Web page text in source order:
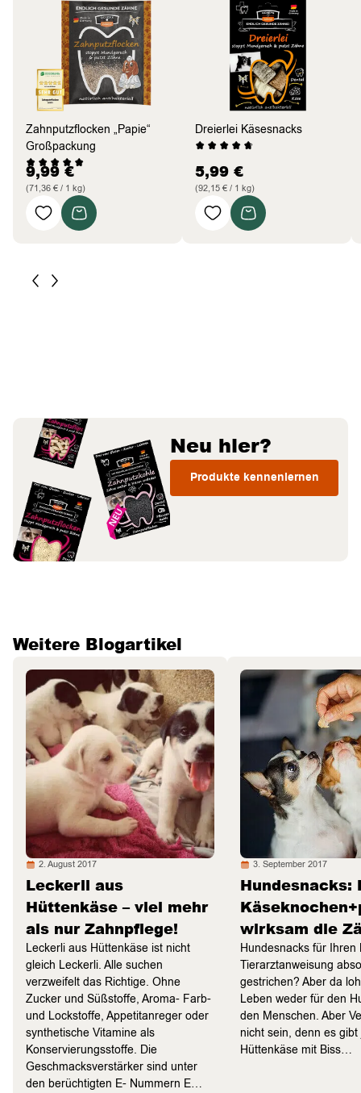
Zahnputzflocken „Papie“
Großpackung
9,99€
(71,36 € / 1 kg)
Dreierlei Käsesnacks
5,99 €
(92,15 € / 1 kg)
Neu hier?
Produkte kennenlernen
Weitere Blogartikel
2. August 2017
Leckerli aus
Hüttenkäse – viel mehr
als nur Zahnpflege!
Leckerli aus Hüttenkäse ist nicht
gleich Leckerli. Alle suchen
verzweifelt das Richtige. Ohne
Zucker und Süßstoffe, Aroma- Farb-
und Lockstoffe, Appetitanreger oder
synthetische Vitamine als
Konservierungsstoffe. Die
Geschmacksverstärker sind unter
den berüchtigten E- Nummern E…
3. September 2017
Hundesnacks:
wirksam die
Hundesnacks für Ihren
Tierarztanweisung
gestrichen? Aber da
Leben weder für den
den Menschen. Aber
nicht sein, denn es gibt
Hüttenkäse mit Biss…